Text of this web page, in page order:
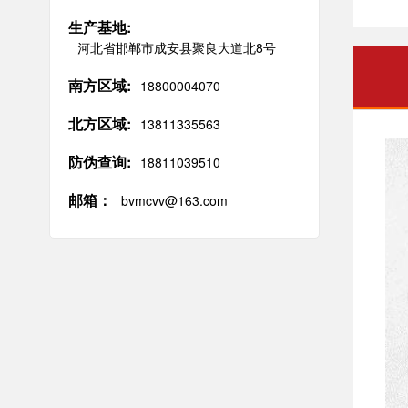
生产基地:
河北省邯郸市成安县聚良大道北8号
南方区域: 18800004070
北方区域: 13811335563
防伪查询: 18811039510
邮箱： bvmcvv@163.com